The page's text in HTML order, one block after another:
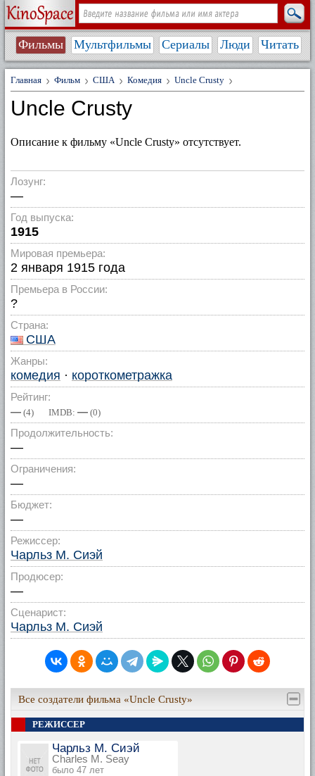
Фильмы Мультфильмы Сериалы Люди Читать
Главная Фильм США Комедия Uncle Crusty
Uncle Crusty
Описание к фильму «Uncle Crusty» отсутствует.
Лозунг:
—
Год выпуска:
1915
Мировая премьера:
2 января 1915 года
Премьера в России:
?
Страна:
США
Жанры:
комедия · короткометражка
Рейтинг:
— (4) IMDB: — (0)
Продолжительность:
—
Ограничения:
—
Бюджет:
—
Режиссер:
Чарльз М. Сиэй
Продюсер:
—
Сценарист:
Чарльз М. Сиэй
Все создатели фильма «Uncle Crusty»
РЕЖИССЕР
Чарльз М. Сиэй
Charles M. Seay
было 47 лет